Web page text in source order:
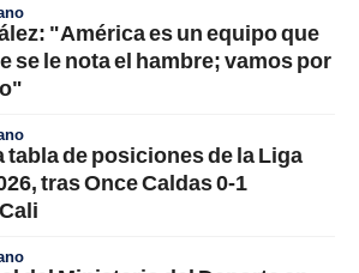
"América es un equipo que
se le nota el hambre; vamos por
tabla de posiciones de la Liga
tras Once Caldas 0-1